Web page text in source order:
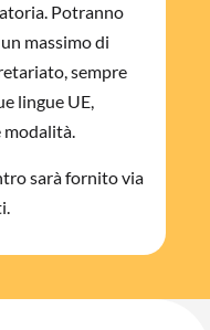
Potranno
massimo di
sempre
lingue UE,
modalità.
sarà fornito via